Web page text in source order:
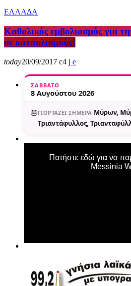
ΕΛΛΑΔΑ
Καθολικός εμβολιασμός για
σε καταυλισμούς!
today20/09/2017 4
ΣΆΒΒΑΤΟ
8 Αυγούστου 2026
🎂ΓΙΟΡΤΆΖΕΙ ΣΉΜΕΡΑ Μύρων,
Τριαντάφυλλος,
Πατήστε εδώ για να
Messinia